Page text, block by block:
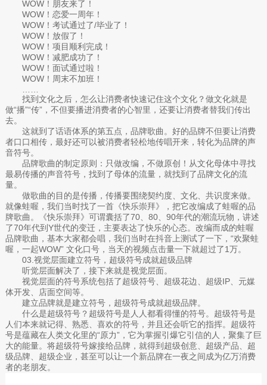
WOW！朋友来了！
WOW！恋爱一周年！
WOW！考试通过了/毕业了！
WOW！放假了！
WOW！项目顺利完成！
WOW！减肥成功了！
WOW！面试通过啦！
WOW！周末不加班！
……
找到文化之后，怎么让消费者快速记住这个文化？做文化就是
做“播”“传”，不但要播进消费者的心智里，还要让消费者替我们传出
去。
这就到了话语体系的第五点，品牌歌曲。好的品牌不但要让消费
者口口相传，最好还可以被消费者轻松地传唱开来，转化为品牌的声
音符号。
品牌歌曲的制定原则：只做改编，不做原创！从文化母体中寻找
最易传播的声音符号，找到了母体的流量，就找到了品牌文化的流
量。
做歌曲的目的是传播，传播要围绕契约度、文化、共识度来做。
就像蛙喔，我们当时找了一首《快乐崇拜》，把它改编成了蛙喔的品
牌歌曲。《快乐崇拜》可谓囊括了70、80、90年代的潮流玩物，讲述
了70年代到Y世代的变迁，主要表达了快乐的心态。改编而成的蛙喔
品牌歌曲，基本大家都会唱，我们当时在抖音上测试了一下，“欢聚蛙
喔，一起WOW” 文化口号，当天的视频点击量一下就超过了1万。
03.视觉层面建立符号，超级符号成就超级品牌
听觉层面解决了，接下来就是视觉层面。
视觉层面的符号系统包括了超级符号、超级花边、超级IP、元媒
体开发、店面空间等。
建立品牌就是建立符号，超级符号成就超级品牌。
什么是超级符号？超级符号是人人都看得懂的符号。超级符号是
人们本来就记得、熟悉、喜欢的符号，并且还会听它的指挥。超级符
号是蕴藏在人类文化里的“原力”，它为掌握引爆它引信的人，聚集了巨
大的能量。将超级符号嫁接给品牌，就得到超级创意、超级产品、超
级品牌、超级企业，甚至可以让一个新品牌在一夜之间成为亿万消费
者的老朋友。